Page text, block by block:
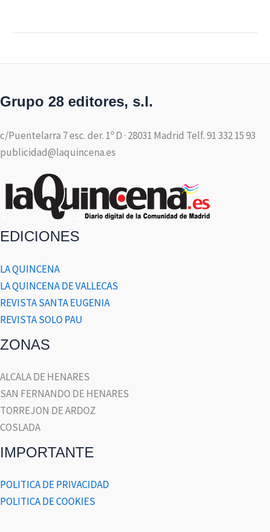
Grupo 28 editores, s.l.
c/Puentelarra 7 esc. der. 1º D · 28031 Madrid Telf. 91 332 15 93
publicidad@laquincena.es
EDICIONES
LA QUINCENA
LA QUINCENA DE VALLECAS
REVISTA SANTA EUGENIA
REVISTA SOLO PAU
ZONAS
ALCALA DE HENARES
SAN FERNANDO DE HENARES
TORREJON DE ARDOZ
COSLADA
IMPORTANTE
POLITICA DE PRIVACIDAD
POLITICA DE COOKIES